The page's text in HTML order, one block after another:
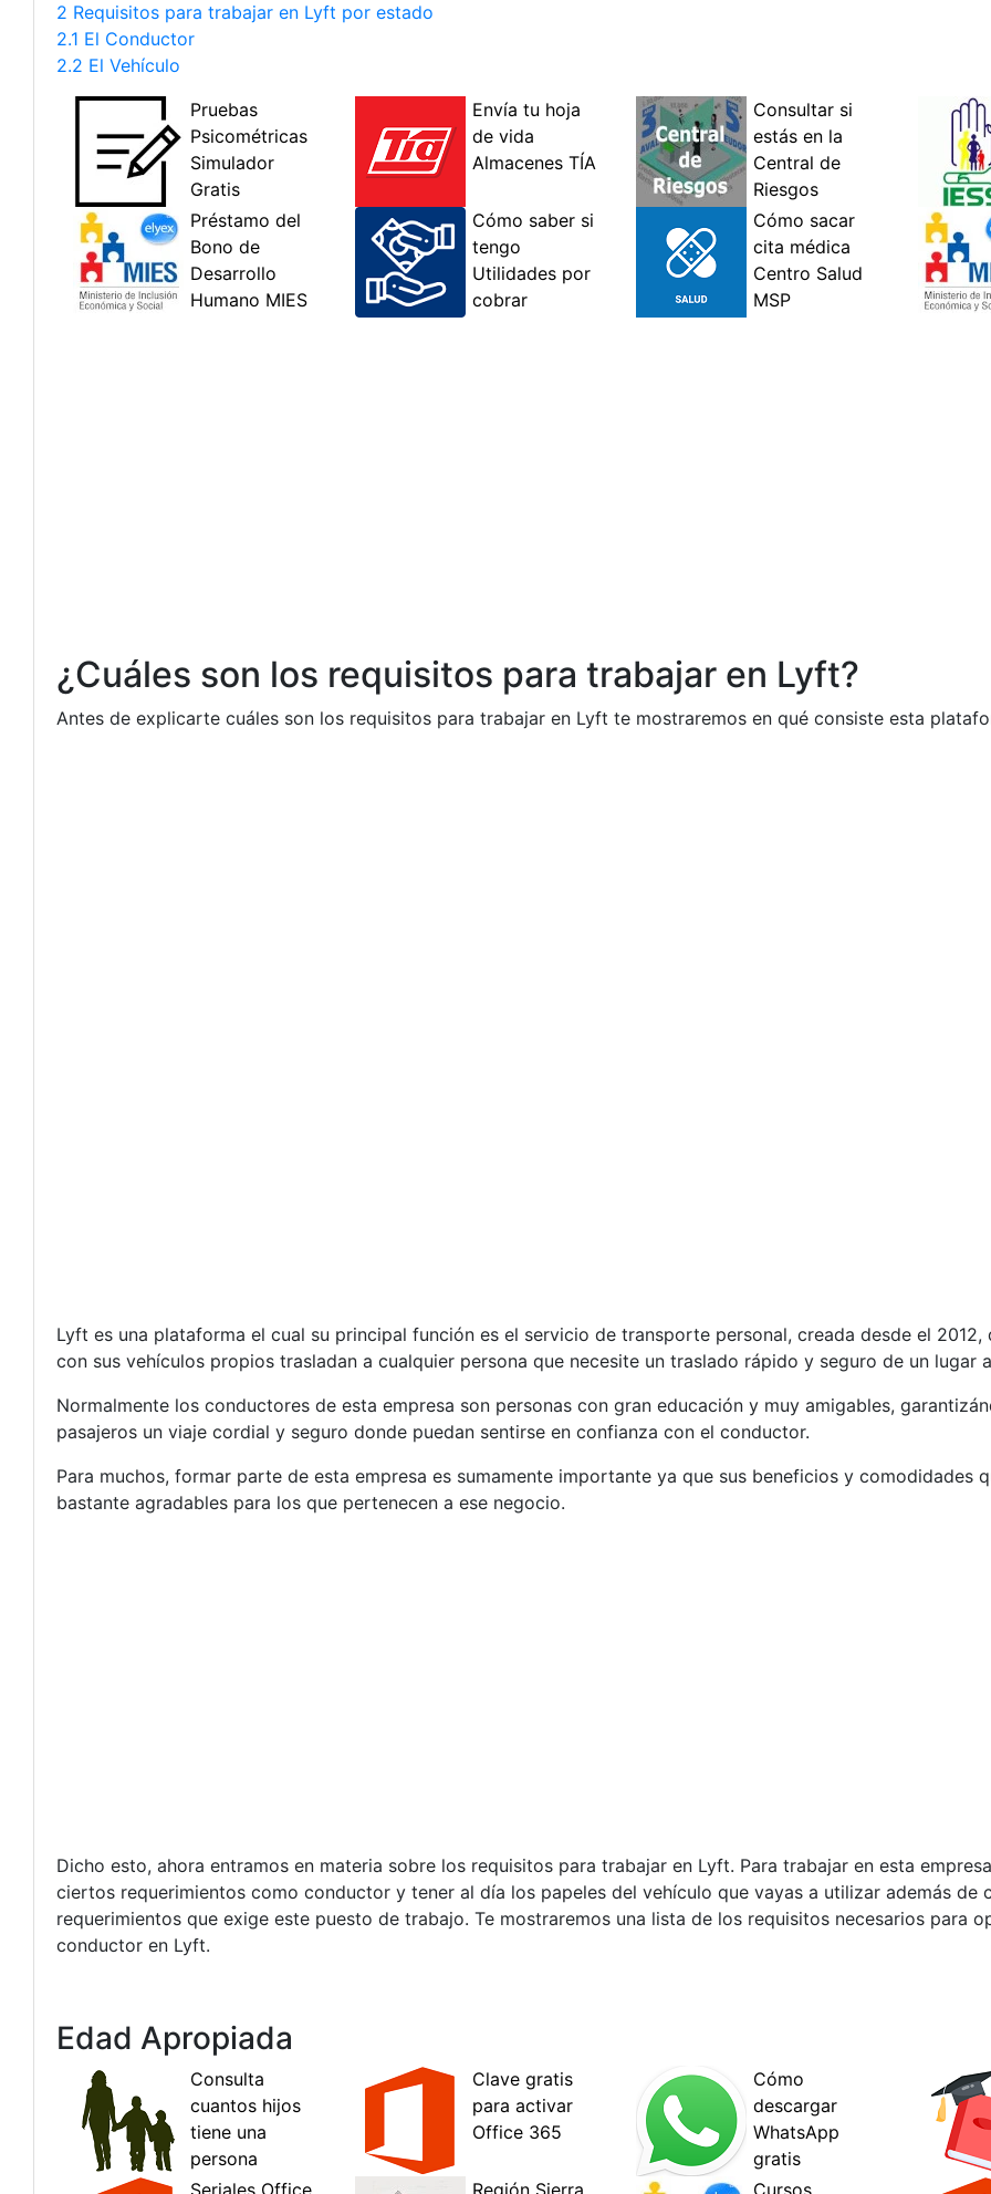
2 Requisitos para trabajar en Lyft por estado
2.1 El Conductor
2.2 El Vehículo
¿Cuáles son los requisitos para trabajar en Lyft?
Antes de explicarte cuáles son los requisitos para trabajar en Lyft te mostraremos en qué consiste esta
Lyft es una plataforma el cual su principal función es el servicio de transporte personal, creada desde el
con sus vehículos propios trasladan a cualquier persona que necesite un traslado rápido y seguro de un lugar
Normalmente los conductores de esta empresa son personas con gran educación y muy amigables,
pasajeros un viaje cordial y seguro donde puedan sentirse en confianza con el conductor.
Para muchos, formar parte de esta empresa es sumamente importante ya que sus beneficios y comodidades
bastante agradables para los que pertenecen a ese negocio.
Dicho esto, ahora entramos en materia sobre los requisitos para trabajar en Lyft. Para trabajar en esta
ciertos requerimientos como conductor y tener al día los papeles del vehículo que vayas a utilizar además de
requerimientos que exige este puesto de trabajo. Te mostraremos una lista de los requisitos necesarios para
conductor en Lyft.
Edad Apropiada